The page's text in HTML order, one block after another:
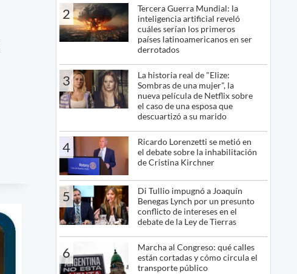
2
Tercera Guerra Mundial: la
inteligencia artificial reveló
cuáles serían los primeros
países latinoamericanos en ser
derrotados
3
La historia real de "Elize:
Sombras de una mujer", la
nueva película de Netflix sobre
el caso de una esposa que
descuartizó a su marido
4
Ricardo Lorenzetti se metió en
el debate sobre la inhabilitación
de Cristina Kirchner
5
Di Tullio impugnó a Joaquín
Benegas Lynch por un presunto
conflicto de intereses en el
debate de la Ley de Tierras
6
Marcha al Congreso: qué calles
están cortadas y cómo circula el
transporte público